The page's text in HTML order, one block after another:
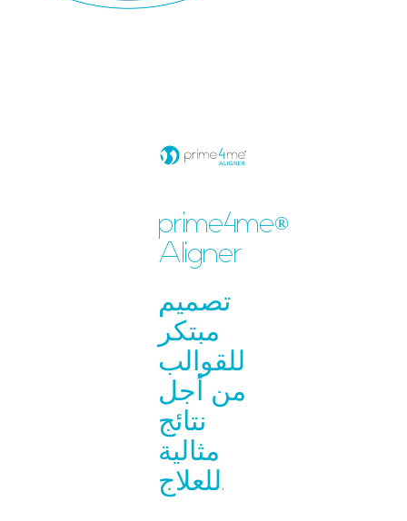
prime4me®
Aligner
تصميم
مبتكر
للقوالب
من أجل
نتائج
مثالية
للعلاج.